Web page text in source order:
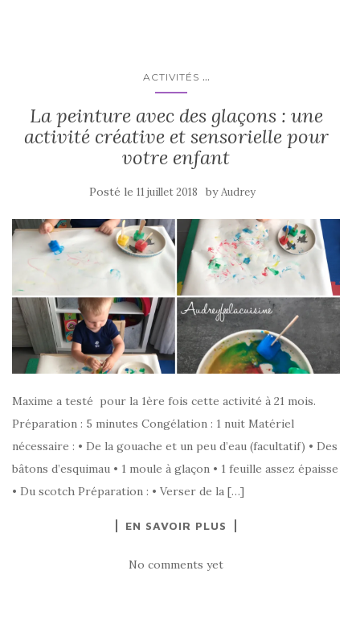
ACTIVITÉS ...
La peinture avec des glaçons : une
activité créative et sensorielle pour
votre enfant
Posté le 11 juillet 2018 byAudrey
Maxime a testé pour la 1ère fois cette activité à 21 mois.
Préparation : 5 minutes Congélation : 1 nuit Matériel
nécessaire : • De la gouache et un peu d’eau (facultatif) • Des
bâtons d’esquimau • 1 moule à glaçon • 1 feuille assez épaisse
• Du scotch Préparation : • Verser de la […]
EN SAVOIR PLUS
No comments yet